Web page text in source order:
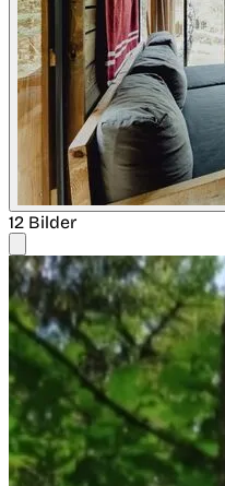
12 Bilder